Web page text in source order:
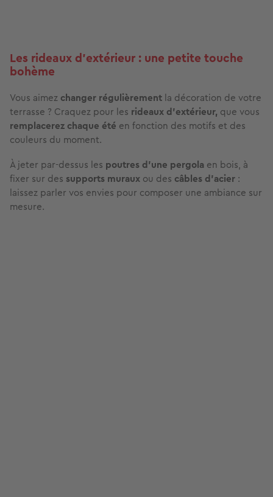
Les rideaux d’extérieur : une petite touche
bohème
Vous aimez changer régulièrement la décoration de votre
terrasse ? Craquez pour les rideaux d’extérieur, que vous
remplacerez chaque été en fonction des motifs et des
couleurs du moment.
À jeter par-dessus les poutres d’une pergola en bois, à
fixer sur des supports muraux ou des câbles d’acier :
laissez parler vos envies pour composer une ambiance sur
mesure.